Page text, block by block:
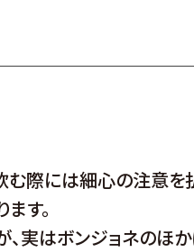
む際には細心の注意
す。
実はボンジョネのほ